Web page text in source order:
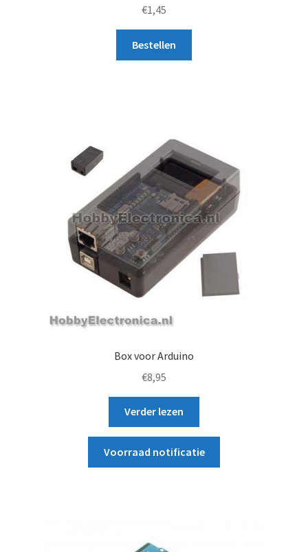
€1,45
Bestellen
Box voor Arduino
€8,95
Verder lezen
Voorraad notificatie